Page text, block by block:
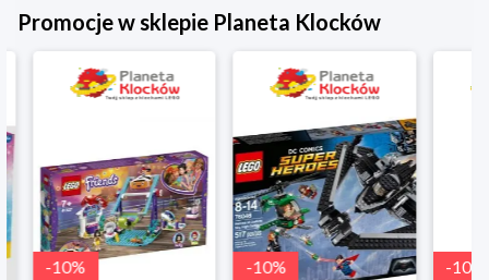
Promocje w sklepie Planeta Klocków
10% 10% 10%